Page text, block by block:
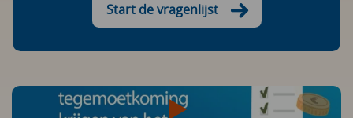
Start de vragenlijst